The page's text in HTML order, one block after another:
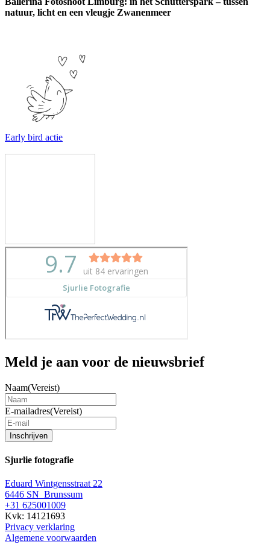
natuur, licht en een vleugje Zwanenmeer
Early bird actie
Meld je aan voor de nieuwsbrief
Naam(Vereist)
E-mailadres(Vereist)
Inschrijven
Sjurlie fotografie
Eduard Wintgensstraat 22
6446 SN Brunssum
+31 625001009
Kvk: 14121693
Privacy verklaring
Algemene voorwaarden